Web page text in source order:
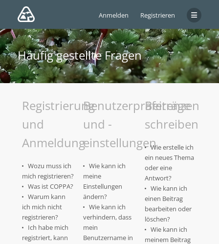
Anmelden Registrieren
Häufig gestellte Fragen
Registrierung
und
Anmeldung
Wozu muss ich
mich registrieren?
Was ist COPPA?
Warum kann
ich mich nicht
registrieren?
Ich habe mich
registriert, kann
Benutzerpräferenzen
und -
einstellungen
Wie kann ich
meine
Einstellungen
ändern?
Wie kann ich
verhindern, dass
mein
Benutzername in
Beiträge
schreiben
Wie erstelle ich
ein neues Thema
oder eine
Antwort?
Wie kann ich
einen Beitrag
bearbeiten oder
löschen?
Wie kann ich
meinem Beitrag